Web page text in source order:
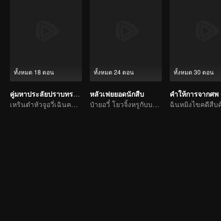
ทั้งหมด 18 ตอน
คู่มหาประลัยปราบทรชน
เหรินต๋าหัวจูอวี่เฉินคลี่คลายคดีฆาตกรรมต่อเนื่อง
ทั้งหมด 24 ตอน
หลัวเฟยยอดนักสืบ
ป๋ายอวี๋ โยวจิ้งหรูกับบทบาทนักสืบแห่งประชาชาติ
ทั้งหมด 30 ตอน